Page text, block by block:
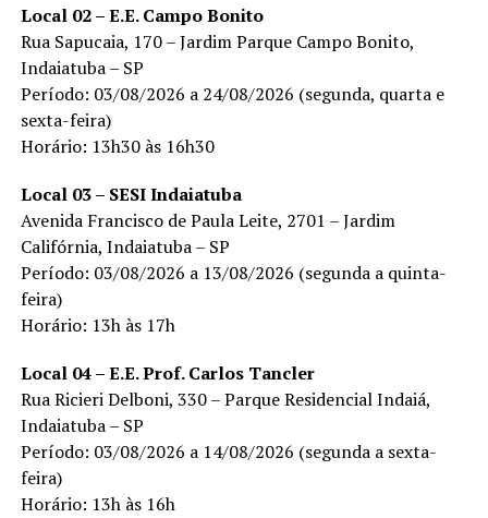
Local 02 – E.E. Campo Bonito
Rua Sapucaia, 170 – Jardim Parque Campo Bonito,
Indaiatuba – SP
Período: 03/08/2026 a 24/08/2026 (segunda, quarta e
sexta-feira)
Horário: 13h30 às 16h30
Local 03 – SESI Indaiatuba
Avenida Francisco de Paula Leite, 2701 – Jardim
Califórnia, Indaiatuba – SP
Período: 03/08/2026 a 13/08/2026 (segunda a quinta-
feira)
Horário: 13h às 17h
Local 04 – E.E. Prof. Carlos Tancler
Rua Ricieri Delboni, 330 – Parque Residencial Indaiá,
Indaiatuba – SP
Período: 03/08/2026 a 14/08/2026 (segunda a sexta-
feira)
Horário: 13h às 16h